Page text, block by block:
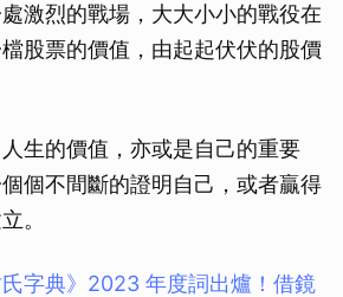
激烈的戰場，大大小小的戰役在
股票的價值，由起起伏伏的股價
生的價值，亦或是自己的重要
個不間斷的證明自己，或者贏得
。
氏字典》2023 年度詞出爐！借鏡